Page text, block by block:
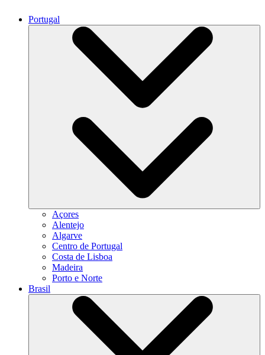
Portugal
Açores
Alentejo
Algarve
Centro de Portugal
Costa de Lisboa
Madeira
Porto e Norte
Brasil